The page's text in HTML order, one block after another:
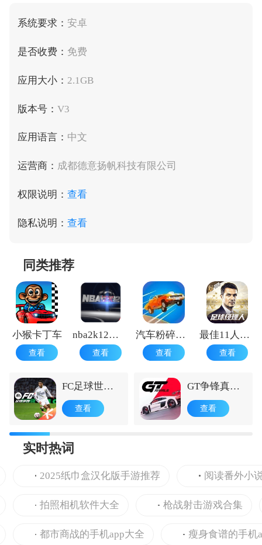
系统要求： 安卓
是否收费： 免费
应用大小： 2.1GB
版本号： V3
应用语言： 中文
运营商： 成都德意扬帆科技有限公司
权限说明： 查看
隐私说明： 查看
同类推荐
小猴卡丁车
查看
nba2k12中文版免安装
查看
汽车粉碎暴徒
查看
最佳11人游戏
查看
FC足球世界
手机版
查看
GT争锋真实
竞速手机版
查看
实时热词
2025纸巾盒汉化版手游推荐 阅读番外小说
拍照相机软件大全 枪战射击游戏合集
都市商战的手机app大全 瘦身食谱的手机